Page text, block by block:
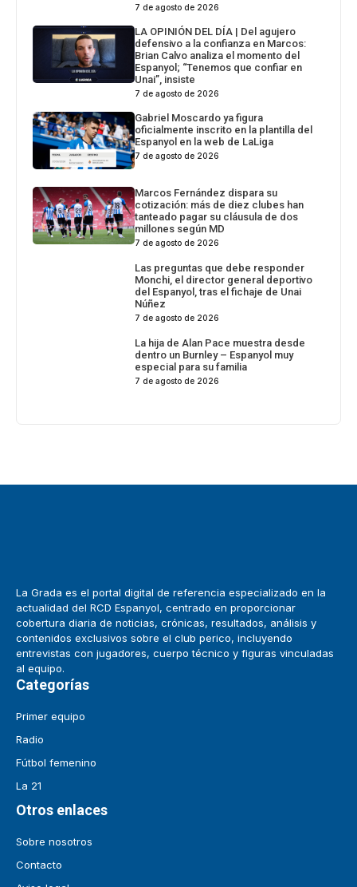
7 de agosto de 2026
LA OPINIÓN DEL DÍA | Del agujero
defensivo a la confianza en Marcos:
Brian Calvo analiza el momento del
Espanyol; “Tenemos que confiar en
Unai”, insiste
7 de agosto de 2026
Gabriel Moscardo ya figura
oficialmente inscrito en la plantilla del
Espanyol en la web de LaLiga
7 de agosto de 2026
Marcos Fernández dispara su
cotización: más de diez clubes han
tanteado pagar su cláusula de dos
millones según MD
7 de agosto de 2026
Las preguntas que debe responder
Monchi, el director general deportivo
del Espanyol, tras el fichaje de Unai
Núñez
7 de agosto de 2026
La hija de Alan Pace muestra desde
dentro un Burnley – Espanyol muy
especial para su familia
7 de agosto de 2026
La Grada es el portal digital de referencia especializado en la
actualidad del RCD Espanyol, centrado en proporcionar
cobertura diaria de noticias, crónicas, resultados, análisis y
contenidos exclusivos sobre el club perico, incluyendo
entrevistas con jugadores, cuerpo técnico y figuras vinculadas
al equipo.
Categorías
Primer equipo
Radio
Fútbol femenino
La 21
Otros enlaces
Sobre nosotros
Contacto